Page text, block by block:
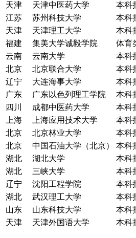
天津
天津中医药大学 本科
江苏
苏州科技大学 本科
天津
天津理工大学 本科
福建
集美大学诚毅学院 体育
云南
云南大学 本科
北京
北京联合大学 本科
辽宁
大连海事大学 本科
广东
广东以色列理工学院 本科
四川
成都中医药大学 本科
上海
上海应用技术大学 本科
北京
北京林业大学 本科
北京
中国石油大学（北京） 本科
湖北
湖北大学 本科
湖北
三峡大学 本科
辽宁
沈阳工程学院 本科
湖北
武汉理工大学 本科
山东
山东科技大学 本科
天津
天津外国语大学 本科